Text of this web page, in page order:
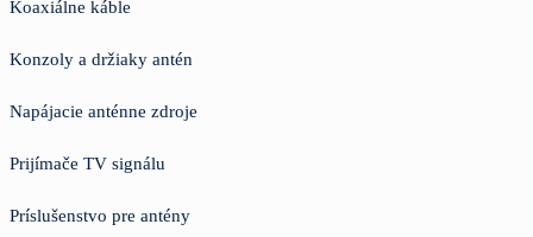
Koaxiálne káble
Konzoly a držiaky antén
Napájacie anténne zdroje
Prijímače TV signálu
Príslušenstvo pre antény